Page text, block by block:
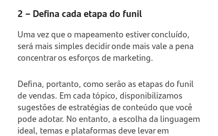
2 – Defina cada etapa do funil
Uma vez que o mapeamento estiver concluído,
será mais simples decidir onde mais vale a pena
concentrar os esforços de marketing.
Defina, portanto, como serão as etapas do funil
de vendas. Em cada tópico, disponibilizamos
sugestões de estratégias de conteúdo que você
pode adotar. No entanto, a escolha da linguagem
ideal, temas e plataformas deve levar em